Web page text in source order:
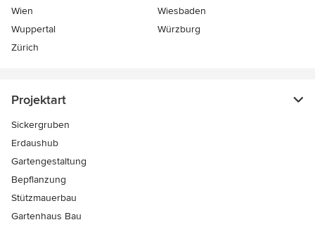
Wien
Wiesbaden
Wuppertal
Würzburg
Zürich
Projektart
Sickergruben
Erdaushub
Gartengestaltung
Bepflanzung
Stützmauerbau
Gartenhaus Bau